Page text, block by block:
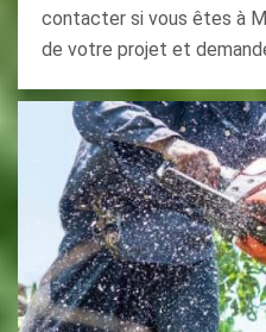
contacter si vous êtes à
de votre projet et